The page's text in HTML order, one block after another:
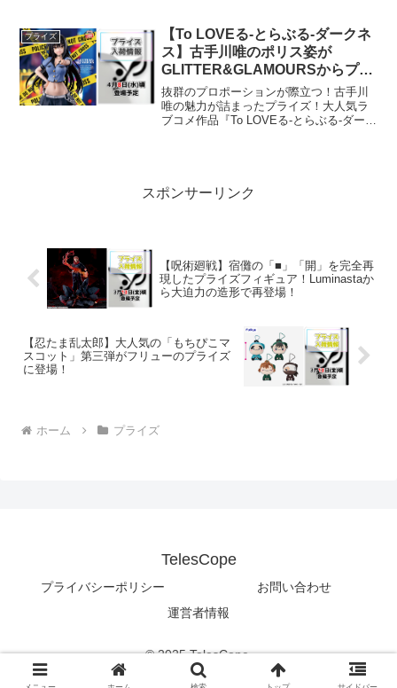
が、フリュー自慢の技術で見事に再現さ
れました。ファンならずと...
プライズ
【To LOVEる-とらぶる-ダークネ
ス】古手川唯のポリス姿が
GLITTER&GLAMOURSからプラ
イズフィギュアで登場！
抜群のプロポーションが際立つ！古手川
唯の魅力が詰まったプライズ！大人気ラ
ブコメ作品『To LOVEる-とらぶる-ダーク
スポンサーリンク
【呪術廻戦】宿儺の「■」「開」を完全再
現したプライズフィギュア！Luminastaか
ら大迫力の造形で再登場！
【忍たま乱太郎】大人気の「もちぴこマ
スコット」第三弾がフリューのプライズ
に登場！
ホーム プライズ
TelesCope
プライバシーポリシー
お問い合わせ
運営者情報
© 2025 TelesCope.